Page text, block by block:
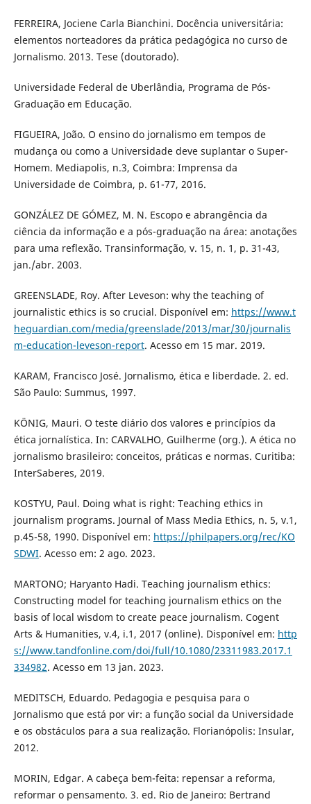
FERREIRA, Jociene Carla Bianchini. Docência universitária:
elementos norteadores da prática pedagógica no curso de
Jornalismo. 2013. Tese (doutorado).
Universidade Federal de Uberlândia, Programa de Pós-
Graduação em Educação.
FIGUEIRA, João. O ensino do jornalismo em tempos de
mudança ou como a Universidade deve suplantar o Super-
Homem. Mediapolis, n.3, Coimbra: Imprensa da
Universidade de Coimbra, p. 61-77, 2016.
GONZÁLEZ DE GÓMEZ, M. N. Escopo e abrangência da
ciência da informação e a pós-graduação na área: anotações
para uma reflexão. Transinformação, v. 15, n. 1, p. 31-43,
jan./abr. 2003.
GREENSLADE, Roy. After Leveson: why the teaching of
journalistic ethics is so crucial. Disponível em: https://www.t
heguardian.com/media/greenslade/2013/mar/30/journalis
m-education-leveson-report. Acesso em 15 mar. 2019.
KARAM, Francisco José. Jornalismo, ética e liberdade. 2. ed.
São Paulo: Summus, 1997.
KÖNIG, Mauri. O teste diário dos valores e princípios da
ética jornalística. In: CARVALHO, Guilherme (org.). A ética no
jornalismo brasileiro: conceitos, práticas e normas. Curitiba:
InterSaberes, 2019.
KOSTYU, Paul. Doing what is right: Teaching ethics in
journalism programs. Journal of Mass Media Ethics, n. 5, v.1,
p.45-58, 1990. Disponível em: https://philpapers.org/rec/KO
SDWI. Acesso em: 2 ago. 2023.
MARTONO; Haryanto Hadi. Teaching journalism ethics:
Constructing model for teaching journalism ethics on the
basis of local wisdom to create peace journalism. Cogent
Arts & Humanities, v.4, i.1, 2017 (online). Disponível em: http
s://www.tandfonline.com/doi/full/10.1080/23311983.2017.1
334982. Acesso em 13 jan. 2023.
MEDITSCH, Eduardo. Pedagogia e pesquisa para o
Jornalismo que está por vir: a função social da Universidade
e os obstáculos para a sua realização. Florianópolis: Insular,
2012.
MORIN, Edgar. A cabeça bem-feita: repensar a reforma,
reformar o pensamento. 3. ed. Rio de Janeiro: Bertrand